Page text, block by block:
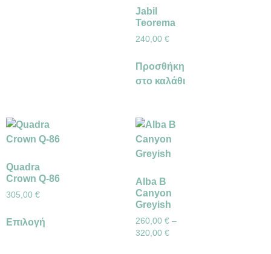
Jabil
Teorema
240,00 €
Προσθήκη
στο καλάθι
Quadra
Crown Q-86
305,00 €
Επιλογή
Alba B
Canyon
Greyish
260,00 € –
320,00 €